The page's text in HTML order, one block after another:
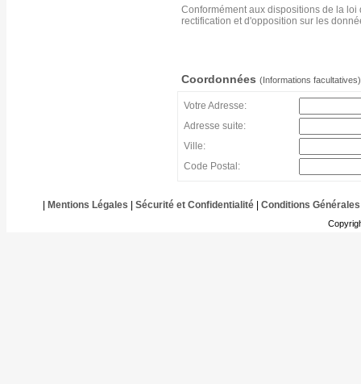
Conformément aux dispositions de la
rectification et d'opposition sur les
Coordonnées (Informations facultatives)
Votre Adresse:
Adresse suite:
Ville:
Code Postal:
Mentions Légales Sécurité et Confidentialité| Conditions Générales